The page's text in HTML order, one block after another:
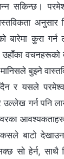
सकिन्छ।
बारेमा कुरा गर्न
उहाँका वचनहरूको
बुझ्ने
र यसले
गर्न पनि
बाटो
सो हेर्न, साथै